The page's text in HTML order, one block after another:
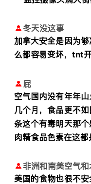
冬天没这事
加拿大安全是因为
么都容易变坏，tnt
屁
空气国内没有年年
几个月，食品更不
条这个有毒明天那
肉精食品色素在这都
非洲和南美空气
美国的食物也很不